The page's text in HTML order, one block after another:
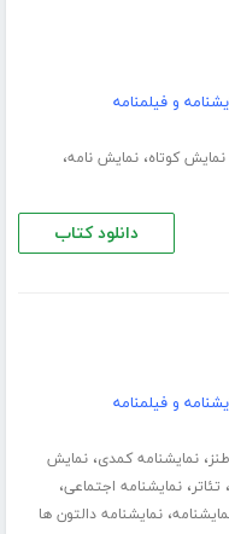
و فیلمنامه
نمایش کوتاه،نمایش نامه،
دانلود کتاب
و فیلمنامه
،نمایشنامه کمدی،نمایش
، تئاتر،نمایشنامه اجتماعی،
،نمایشنامه دالتون ها